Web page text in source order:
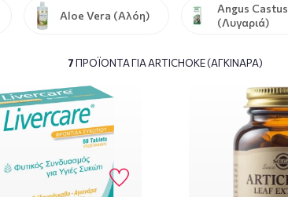
Aloe Vera (Αλόη)
Angus Castus
(Λυγαριά)
7ΠΡΟΪΌΝΤΑ ΓΙΑ ARTICHOKE (ΑΓΚΙΝΆΡΑ)